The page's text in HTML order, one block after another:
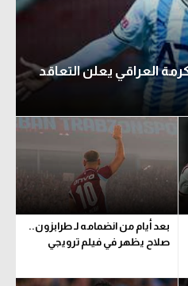
العراقي يعلن التعاقد
بعد أيام من انضمامه لـ طرابزون..
صلاح يظهر في فيلم ترويجي